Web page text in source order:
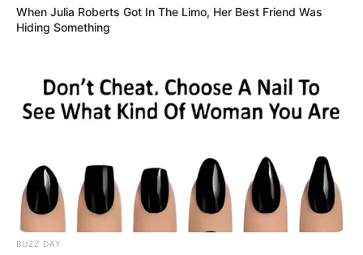
When Julia Roberts Got In The Limo, Her Best Friend Was
Hiding Something
BUZZ DAY